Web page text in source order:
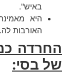
באיש".
היא
האורבות לה.
החרדה
של בסי: